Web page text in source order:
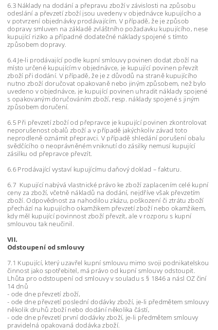
6.3 Náklady na dodání a přepravu zboží v závislosti na způsobu
odeslání a převzetí zboží jsou uvedeny v objednávce kupujícího a
v potvrzení objednávky prodávajícím. V případě, že je způsob
dopravy smluven na základě zvláštního požadavku kupujícího, nese
kupující riziko a případné dodatečné náklady spojené s tímto
způsobem dopravy.
6.4 Je-li prodávající podle kupní smlouvy povinen dodat zboží na
místo určené kupujícím v objednávce, je kupující povinen převzít
zboží při dodání. V případě, že je z důvodů na straně kupujícího
nutno zboží doručovat opakovaně nebo jiným způsobem, než bylo
uvedeno v objednávce, je kupující povinen uhradit náklady spojené
s opakovaným doručováním zboží, resp. náklady spojené s jiným
způsobem doručení.
6.5 Při převzetí zboží od přepravce je kupující povinen zkontrolovat
neporušenost obalů zboží a v případě jakýchkoliv závad toto
neprodleně oznámit přepravci. V případě shledání porušení obalu
svědčícího o neoprávněném vniknutí do zásilky nemusí kupující
zásilku od přepravce převzít.
6.6 Prodávající vystaví kupujícímu daňový doklad – fakturu.
6.7 Kupující nabývá vlastnické právo ke zboží zaplacením celé kupní
ceny za zboží, včetně nákladů na dodání, nejdříve však převzetím
zboží. Odpovědnost za nahodilou zkázu, poškození či ztrátu zboží
přechází na kupujícího okamžikem převzetí zboží nebo okamžikem,
kdy měl kupující povinnost zboží převzít, ale v rozporu s kupní
smlouvou tak neučinil.
VII.
Odstoupení od smlouvy
7.1 Kupující, který uzavřel kupní smlouvu mimo svoji podnikatelskou
činnost jako spotřebitel, má právo od kupní smlouvy odstoupit.
Lhůta pro odstoupení od smlouvy v souladu s § 1846 a násl OZ činí
14 dnů
- ode dne převzetí zboží,
- ode dne převzetí poslední dodávky zboží, je-li předmětem smlouvy
několik druhů zboží nebo dodání několika částí,
- ode dne převzetí první dodávky zboží, je-li předmětem smlouvy
pravidelná opakovaná dodávka zboží.